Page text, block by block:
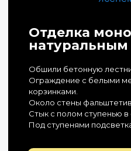
Отделка
натуральным
Обшили бетонную
Ограждение с белыми
корзинками.
Около стены
Стык с полом ступенью в
Под ступенями